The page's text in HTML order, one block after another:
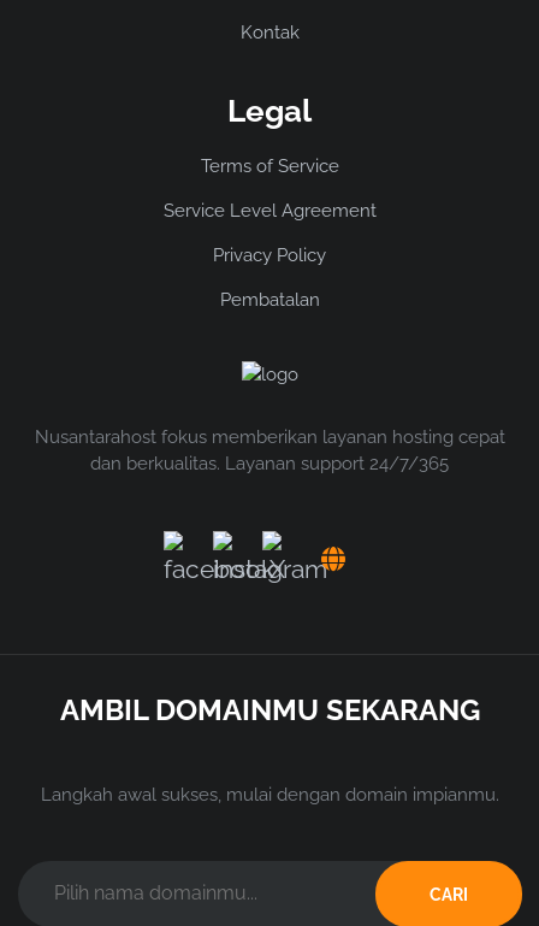
Kontak
Legal
Terms of Service
Service Level Agreement
Privacy Policy
Pembatalan
Nusantarahost fokus memberikan layanan hosting cepat
dan berkualitas. Layanan support 24/7/365
AMBIL DOMAINMU SEKARANG
Langkah awal sukses, mulai dengan domain impianmu.
CARI